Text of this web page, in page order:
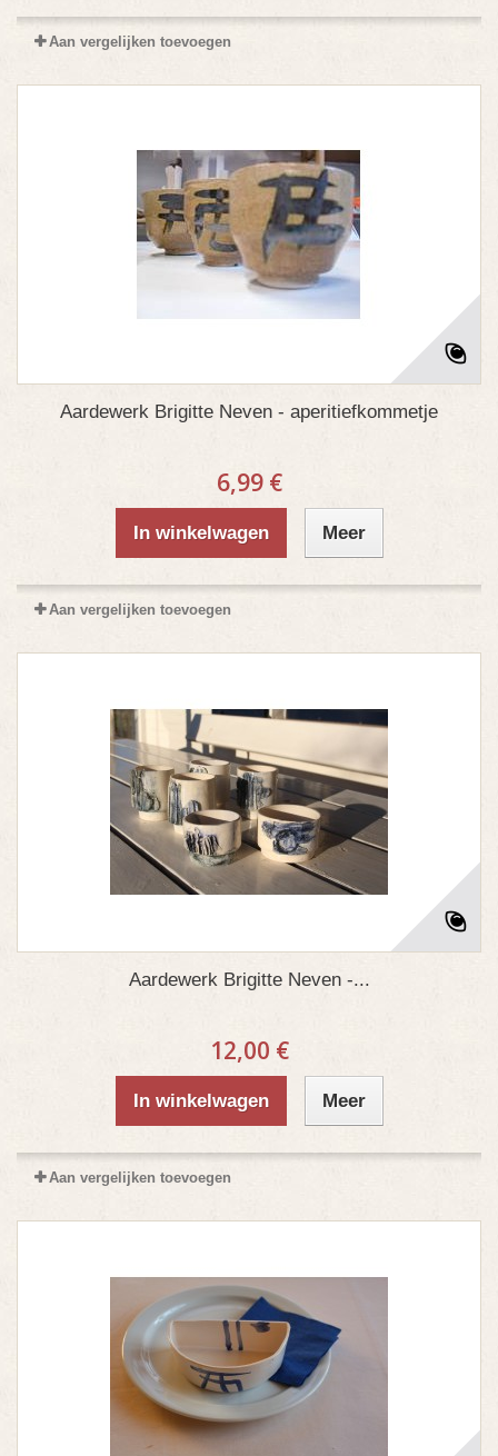
Aan vergelijken toevoegen
Aardewerk Brigitte Neven - aperitiefkommetje
6,99 €
In winkelwagen Meer
Aan vergelijken toevoegen
Aardewerk Brigitte Neven -...
12,00 €
In winkelwagen Meer
Aan vergelijken toevoegen